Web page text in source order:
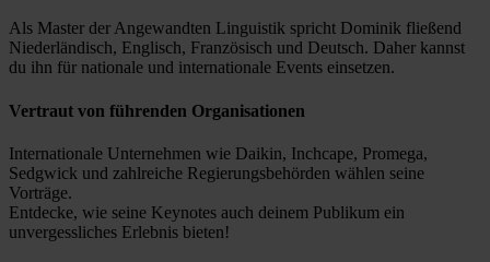
Als Master der Angewandten Linguistik spricht Dominik fließend
Niederländisch, Englisch, Französisch und Deutsch. Daher kannst
du ihn für nationale und internationale Events einsetzen.
Vertraut von führenden Organisationen
Internationale Unternehmen wie Daikin, Inchcape, Promega,
Sedgwick und zahlreiche Regierungsbehörden wählen seine
Vorträge.
Entdecke, wie seine Keynotes auch deinem Publikum ein
unvergessliches Erlebnis bieten!